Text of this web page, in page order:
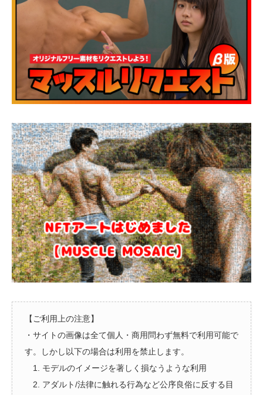
【ご利用上の注意】
・サイトの画像は全て個人・商用問わず無料で利用可能で
す。しかし以下の場合は利用を禁止します。
1. モデルのイメージを著しく損なうような利用
2. アダルト/法律に触れる行為など公序良俗に反する目